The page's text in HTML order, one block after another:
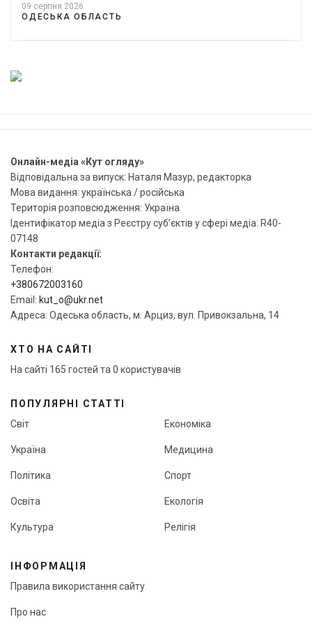
09 серпня 2026
ОДЕСЬКА ОБЛАСТЬ
Онлайн-медіа «Кут огляду»
Відповідальна за випуск: Наталя Мазур, редакторка
Мова видання: українська / російська
Територія розповсюдження: Україна
Ідентифікатор медіа з Реєстру суб’єктів у сфері медіа: R40-
07148
Контакти редакції:
Телефон:
+380672003160
Email: kut_o@ukr.net
Адреса: Одеська область, м. Арциз, вул. Привокзальна, 14
ХТО НА САЙТІ
На сайті 165 гостей та 0 користувачів
ПОПУЛЯРНІ СТАТТІ
Світ
Україна
Політика
Освіта
Культура
Економіка
Медицина
Спорт
Екологія
Релігія
ІНФОРМАЦІЯ
Правила використання сайту
Про нас